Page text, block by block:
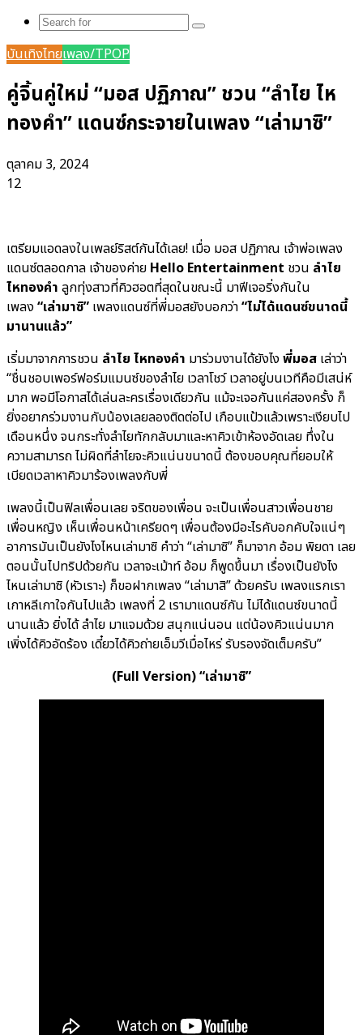
Search
บันเทิงไทยเพลง/TPOP
คู่จิ้นคู่ใหม่ “มอส ปฏิภาณ” ชวน “ลำไย ไห
ทองคำ” แดนซ์กระจายในเพลง “เล่ามาซิ”
ตุลาคม 3, 2024
12
เตรียมแอดลงในเพลย์ริสต์กันได้เลย! เมื่อ มอส ปฏิภาณ เจ้าพ่อเพลง
แดนซ์ตลอดกาล เจ้าของค่าย Hello Entertainment ชวน ลำไย
ไหทองคำ ลูกทุ่งสาวที่คิวฮอตที่สุดในขณะนี้ มาฟีเจอริ่งกันใน
เพลง“เล่ามาซิ” เพลงแดนซ์ที่พี่มอสยังบอกว่า“ไม่ได้แดนซ์ขนาดนี้
มานานแล้ว”
เริ่มมาจากการชวน ลำไย ไหทองคำ มาร่วมงานได้ยังไงพี่มอส เล่าว่า
“ชื่นชอบเพอร์ฟอร์มแมนซ์ของลำไย เวลาโชว์ เวลาอยู่บนเวทีคือมีเสน่ห์
มาก พอมีโอกาสได้เล่นละครเรื่องเดียวกัน แม้จะเจอกันแค่สองครั้ง ก็
ยิ่งอยากร่วมงานกับน้องเลยลองติดต่อไป เกือบแป้วแล้วเพราะเงียบไป
เดือนหนึ่ง จนกระทั่งลำไยทักกลับมาและหาคิวเข้าห้องอัดเลย ทึ่งใน
ความสามารถ ไม่ผิดที่ลำไยจะคิวแน่นขนาดนี้ ต้องขอบคุณที่ยอมให้
เบียดเวลาหาคิวมาร้องเพลงกับพี่
เพลงนี้เป็นฟิลเพื่อนเลย จริตของเพื่อน จะเป็นเพื่อนสาวเพื่อนชาย
เพื่อนหญิง เห็นเพื่อนหน้าเครียดๆ เพื่อนต้องมีอะไรคับอกคับใจแน่ๆ
อาการมันเป็นยังไงไหนเล่ามาซิ คำว่า “เล่ามาซิ” ก็มาจาก อ้อม พิยดา เลย
ตอนนั้นไปทริปด้วยกัน เวลาจะเม้าท์ อ้อม ก็พูดขึ้นมา เรื่องเป็นยังไง
ไหนเล่ามาซิ (หัวเราะ) ก็ขอฝากเพลง “เล่ามาสิ” ด้วยครับ เพลงแรกเรา
เกาหลีเกาใจกันไปแล้ว เพลงที่ 2 เรามาแดนซ์กัน ไม่ได้แดนซ์ขนาดนี้
นานแล้ว ยิ่งได้ ลำไย มาแจมด้วย สนุกแน่นอน แต่น้องคิวแน่นมาก
เพิ่งได้คิวอัดร้อง เดี๋ยวได้คิวถ่ายเอ็มวีเมื่อไหร่ รับรองจัดเต็มครับ”
(Full Version) “เล่ามาซิ”